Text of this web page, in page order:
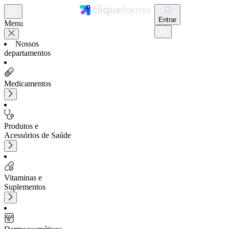
Menu
Nossos
departamentos
Medicamentos
Produtos e
Acessórios de Saúde
Vitaminas e
Suplementos
Entrar